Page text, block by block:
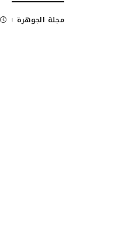
Posted
مجلة الجوهرة